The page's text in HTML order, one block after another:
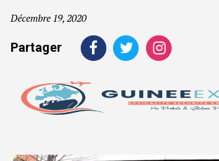
Décembre 19, 2020
Partager